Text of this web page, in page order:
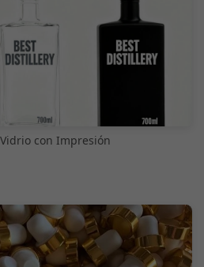
con Impresión